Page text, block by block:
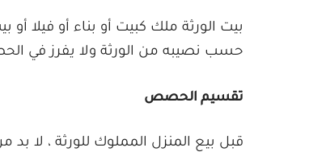
بيت الورثة ملك كبيت أو بناء أو فيلا
حسب نصيبه من الورثة ولا يفرز في
تقسيم الحصص
قبل بيع المنزل المملوك للورثة ، لا